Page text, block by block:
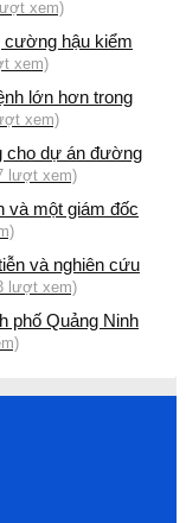
xem)
cường hậu kiểm
xem)
lớn hơn trong
xem)
cho dự án đường
lượt xem)
và một giám đốc
và nghiên cứu
lượt xem)
phố Quảng Ninh